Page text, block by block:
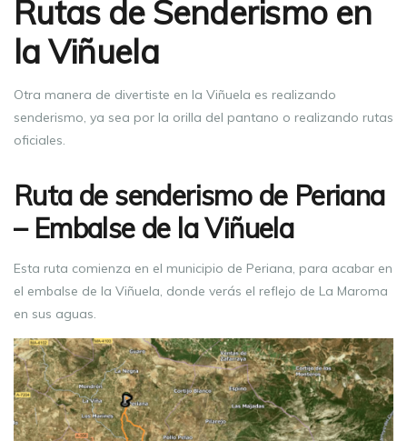
Rutas de Senderismo en
la Viñuela
Otra manera de divertiste en la Viñuela es realizando
senderismo, ya sea por la orilla del pantano o realizando rutas
oficiales.
Ruta de senderismo de Periana
– Embalse de la Viñuela
Esta ruta comienza en el municipio de Periana, para acabar en
el embalse de la Viñuela, donde verás el reflejo de La Maroma
en sus aguas.